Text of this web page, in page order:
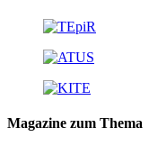
Magazine zum Thema